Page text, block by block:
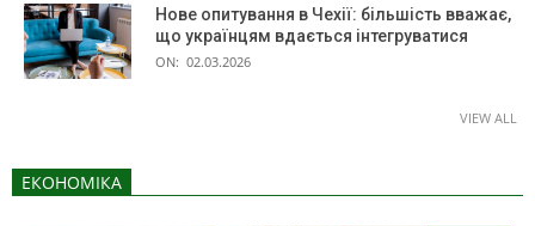
Нове опитування в Чехії: більшість вважає,
що українцям вдається інтегруватися
ON: 02.03.2026
VIEW ALL
ЕКОНОМІКА